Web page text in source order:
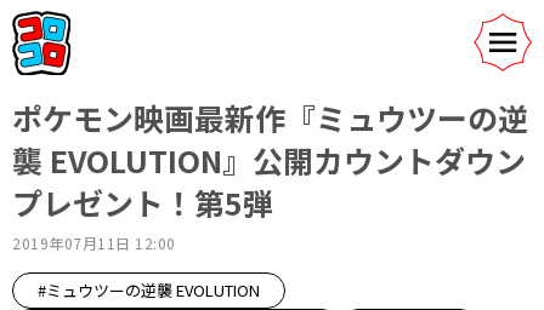
ポケモン映画最新作『ミュウツーの逆
襲 EVOLUTION』公開カウントダウン
プレゼント！第5弾
2019年07月11日 12:00
#ミュウツーの逆襲 EVOLUTION